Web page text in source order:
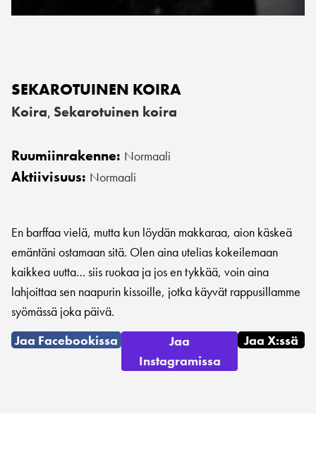
SEKAROTUINEN KOIRA
Koira, Sekarotuinen koira
Ruumiinrakenne: Normaali
Aktiivisuus: Normaali
En barffaa vielä, mutta kun löydän makkaraa, aion käskeä
emäntäni ostamaan sitä. Olen aina utelias kokeilemaan
kaikkea uutta… siis ruokaa ja jos en tykkää, voin aina
lahjoittaa sen naapurin kissoille, jotka käyvät rappusillamme
syömässä joka päivä.
Jaa Facebookissa
Jaa
Instagramissa
Jaa X:ssä